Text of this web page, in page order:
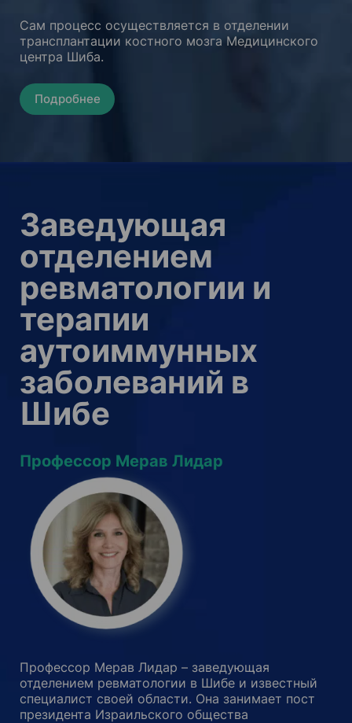
Сам процесс осуществляется в отделении
трансплантации костного мозга Медицинского
центра Шиба.
Подробнее
Заведующая
отделением
ревматологии и
терапии
аутоиммунных
заболеваний в
Шибе
Профессор Мерав Лидар
Профессор Мерав Лидар – заведующая
отделением ревматологии в Шибе и известный
специалист своей области. Она занимает пост
президента Израильского общества